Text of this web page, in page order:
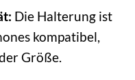
Die Halterung ist
kompatibel,
Größe.